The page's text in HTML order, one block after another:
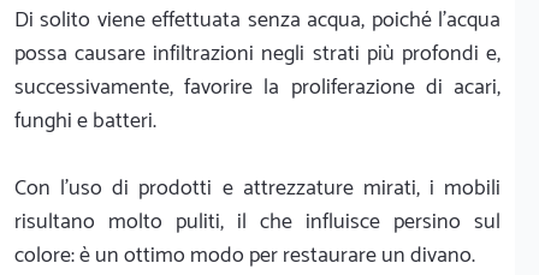
Di solito viene effettuata senza acqua, poiché l’acqua
possa causare infiltrazioni negli strati più profondi e,
successivamente, favorire la proliferazione di acari,
funghi e batteri.
Con l’uso di prodotti e attrezzature mirati, i mobili
risultano molto puliti, il che influisce persino sul
colore: è un ottimo modo per restaurare un divano.